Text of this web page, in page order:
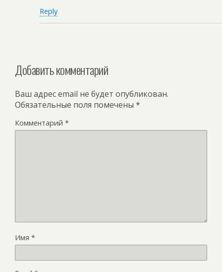
Reply
Добавить комментарий
Ваш адрес email не будет опубликован.
Обязательные поля помечены *
Комментарий *
Имя *